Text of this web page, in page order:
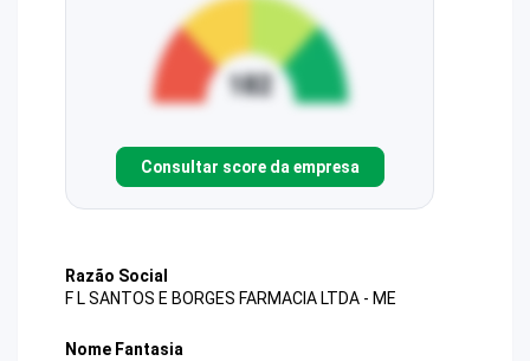
Consultar score da empresa
Razão Social
F L SANTOS E BORGES FARMACIA LTDA - ME
Nome Fantasia